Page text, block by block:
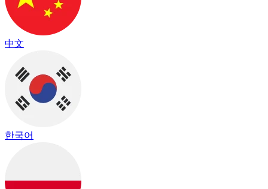
中文
한국어